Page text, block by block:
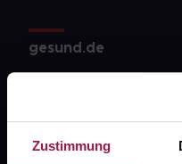
Zustimmung
gesund.de
Karriere
Newsletter